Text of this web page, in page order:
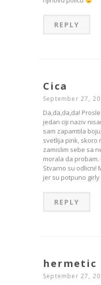
REPLY
Cica
September 27,
Da,da,da,da!
jedan ciji naziv
sam zapamtila
svetlija pink, skoro
zamislim sebe sa
morala da
Stvarno su odlicni!
jer su potpuno girly
REPLY
hermetic
September 27,